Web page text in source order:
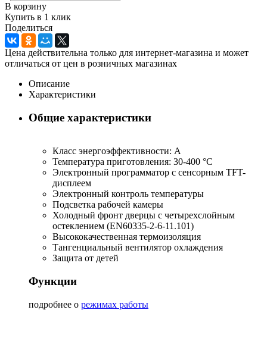
В корзину
Купить в 1 клик
Поделиться
Цена действительна только для интернет-магазина и может
отличаться от цен в розничных магазинах
Описание
Характеристики
Общие характеристики
Класс энергоэффективности: А
Температура приготовления: 30-400 °C
Электронный программатор с сенсорным TFT-
дисплеем
Электронный контроль температуры
Подсветка рабочей камеры
Холодный фронт дверцы с четырехслойным
остеклением (EN60335-2-6-11.101)
Высококачественная термоизоляция
Тангенциальный вентилятор охлаждения
Защита от детей
Функции
подробнее о режимах работы